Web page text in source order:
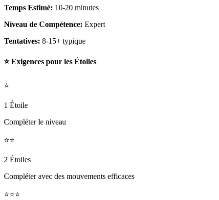
Temps Estimé: 10-20 minutes
Niveau de Compétence: Expert
Tentatives: 8-15+ typique
⭐ Exigences pour les Étoiles
⭐
1 Étoile
Compléter le niveau
⭐⭐
2 Étoiles
Compléter avec des mouvements efficaces
⭐⭐⭐